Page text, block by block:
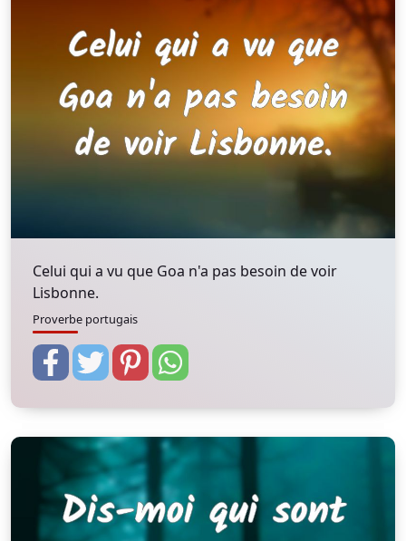
Celui qui a vu que Goa n'a pas besoin de voir
Lisbonne.
Proverbe portugais